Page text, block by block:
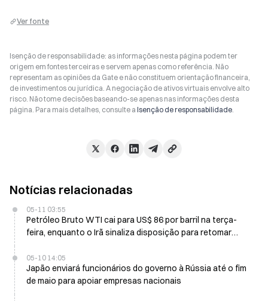
Ver fonte
Isenção de responsabilidade: as informações nesta página podem ter
origem em fontes terceiras e servem apenas como referência. Não
representam as opiniões da Gate e não constituem orientação financeira,
de investimentos ou jurídica. A negociação de ativos virtuais envolve alto
risco. Não tome decisões baseando-se apenas nas informações desta
página. Para mais detalhes, consulte a Isenção de responsabilidade.
Notícias relacionadas
05-11 03:55
Petróleo Bruto WTI cai para US$ 86 por barril na terça-
feira, enquanto o Irã sinaliza disposição para retomar
05-10 14:05
Japão enviará funcionários do governo à Rússia até o fim
de maio para apoiar empresas nacionais